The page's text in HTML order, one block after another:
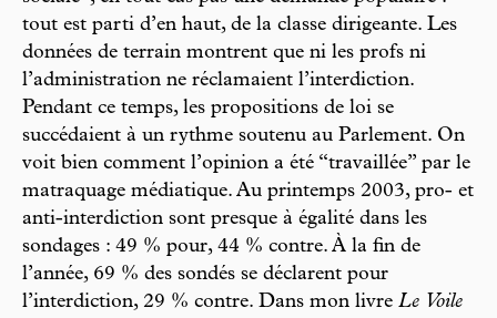
tout est parti d’en haut, de la classe dirigeante. Les
données de terrain montrent que ni les profs ni
l’administration ne réclamaient l’interdiction.
Pendant ce temps, les propositions de loi se
succédaient à un rythme soutenu au Parlement. On
voit bien comment l’opinion a été “travaillée” par le
matraquage médiatique. Au printemps 2003, pro- et
anti-interdiction sont presque à égalité dans les
sondages : 49 % pour, 44 % contre. À la fin de
l’année, 69 % des sondés se déclarent pour
l’interdiction, 29 % contre. Dans mon livre Le Voile